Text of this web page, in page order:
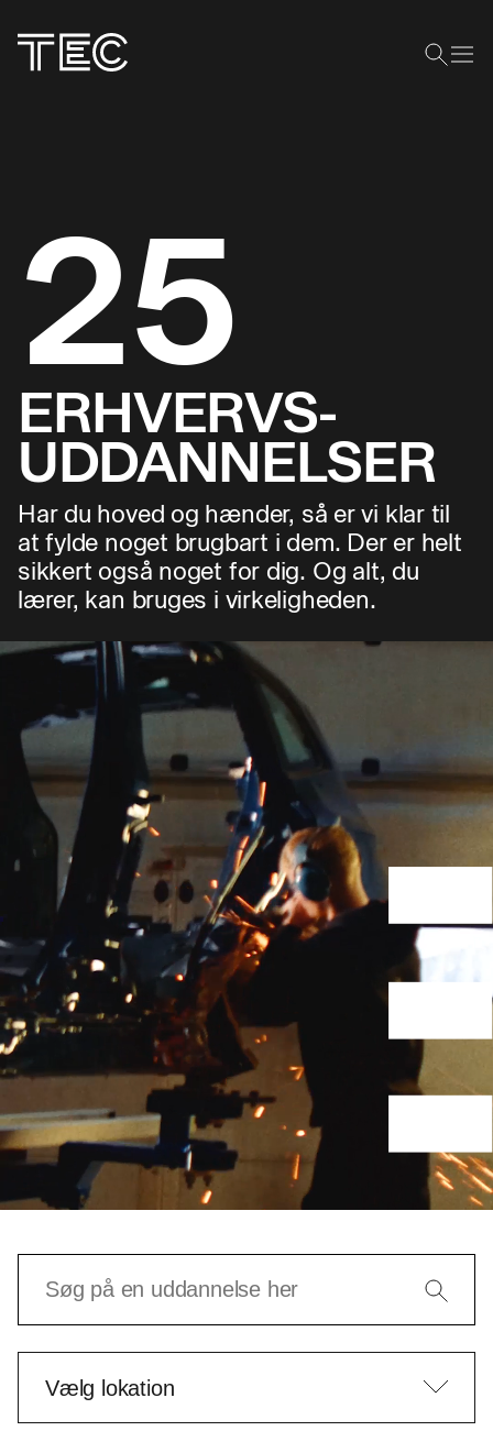
25
ERHVERVS­
UDDANNELSER
Har du hoved og hænder, så er vi klar til
at fylde noget brugbart i dem. Der er helt
sikkert også noget for dig. Og alt, du
lærer, kan bruges i virkeligheden.